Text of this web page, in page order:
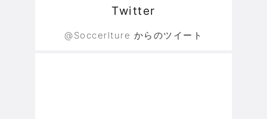
Twitter
@Soccerlture からのツイート